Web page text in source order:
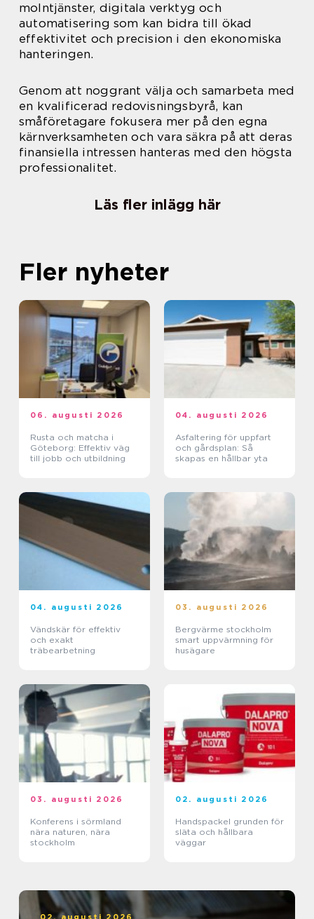
molntjänster, digitala verktyg och
automatisering som kan bidra till ökad
effektivitet och precision i den ekonomiska
hanteringen.
Genom att noggrant välja och samarbeta med
en kvalificerad redovisningsbyrå, kan
småföretagare fokusera mer på den egna
kärnverksamheten och vara säkra på att deras
finansiella intressen hanteras med den högsta
professionalitet.
Läs fler inlägg här
Fler nyheter
06. augusti 2026
Rusta och matcha i
Göteborg: Effektiv väg
till jobb och utbildning
04. augusti 2026
Asfaltering för uppfart
och gårdsplan: Så
skapas en hållbar yta
04. augusti 2026
Vändskär för effektiv
och exakt
träbearbetning
03. augusti 2026
Bergvärme stockholm
smart uppvärmning för
husägare
03. augusti 2026
Konferens i sörmland
nära naturen, nära
stockholm
02. augusti 2026
Handspackel grunden för
släta och hållbara
väggar
02. augusti 2026